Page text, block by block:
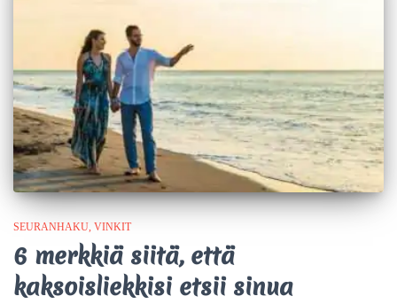
SEURANHAKU VINKIT
6 merkkiä siitä, että
kaksoisliekkisi etsii sinua